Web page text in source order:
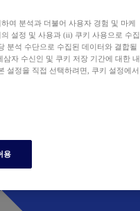
여 분석과 더불어 사용자 경험 및 마케
설정 및 사용과 (ii) 쿠키 사용으로 수집
분석 수단으로 수집된 데이터와 결합될
자 수신인 및 쿠키 저장 기간에 대한 내
설정을 직접 선택하려면, 쿠키 설정에서
용